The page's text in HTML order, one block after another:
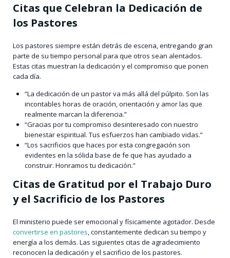
Citas que Celebran la Dedicación de
los Pastores
Los pastores siempre están detrás de escena, entregando gran
parte de su tiempo personal para que otros sean alentados.
Estas citas muestran la dedicación y el compromiso que ponen
cada día.
“La dedicación de un pastor va más allá del púlpito. Son las
incontables horas de oración, orientación y amor las que
realmente marcan la diferencia.”
“Gracias por tu compromiso desinteresado con nuestro
bienestar espiritual. Tus esfuerzos han cambiado vidas.”
“Los sacrificios que haces por esta congregación son
evidentes en la sólida base de fe que has ayudado a
construir. Honramos tu dedicación.”
Citas de Gratitud por el Trabajo Duro
y el Sacrificio de los Pastores
El ministerio puede ser emocional y físicamente agotador. Desde
convertirse en pastores, constantemente dedican su tiempo y
energía a los demás. Las siguientes citas de agradecimiento
reconocen la dedicación y el sacrificio de los pastores.